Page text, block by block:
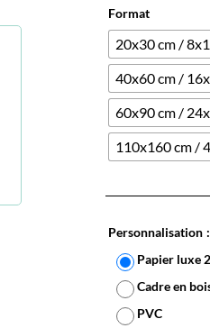
Format
20x30 cm /
40x60 cm /
60x90 cm /
110x160 cm /
Personnalisation
Papier luxe
Cadre en
PVC